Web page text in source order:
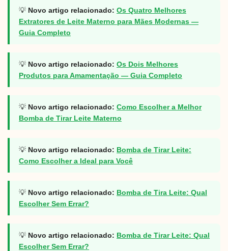
💡 Novo artigo relacionado: Os Quatro Melhores
Extratores de Leite Materno para Mães Modernas —
Guia Completo
💡 Novo artigo relacionado: Os Dois Melhores
Produtos para Amamentação — Guia Completo
💡 Novo artigo relacionado: Como Escolher a Melhor
Bomba de Tirar Leite Materno
💡 Novo artigo relacionado: Bomba de Tirar Leite:
Como Escolher a Ideal para Você
💡 Novo artigo relacionado: Bomba de Tira Leite: Qual
Escolher Sem Errar?
💡 Novo artigo relacionado: Bomba de Tirar Leite: Qual
Escolher Sem Errar?